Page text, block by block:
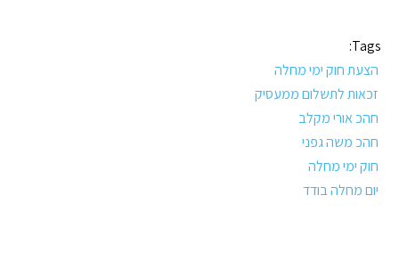
Tags:
הצעת חוק ימי מחלה
זכאות לתשלום ממעסיק
חהכ אורי מקלב
חהכ משה גפני
חוק ימי מחלה
יום מחלה בודד